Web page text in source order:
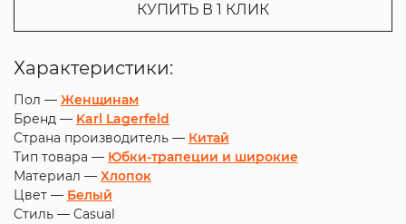
КУПИТЬ В 1 КЛИК
Характеристики:
Пол — Женщинам
Бренд — Karl Lagerfeld
Страна производитель — Китай
Тип товара — Юбки-трапеции и широкие
Материал — Хлопок
Цвет — Белый
Стиль — Casual